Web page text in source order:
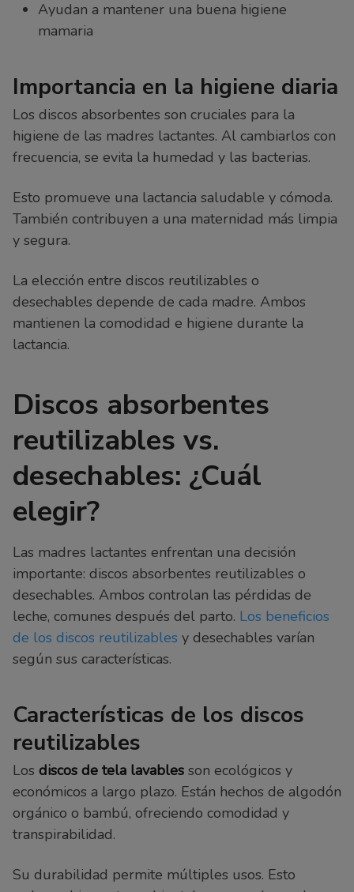
Ayudan a mantener una buena higiene
mamaria
Importancia en la higiene diaria
Los discos absorbentes son cruciales para la
higiene de las madres lactantes. Al cambiarlos con
frecuencia, se evita la humedad y las bacterias.
Esto promueve una lactancia saludable y cómoda.
También contribuyen a una maternidad más limpia
y segura.
La elección entre discos reutilizables o
desechables depende de cada madre. Ambos
mantienen la comodidad e higiene durante la
lactancia.
Discos absorbentes
reutilizables vs.
desechables: ¿Cuál
elegir?
Las madres lactantes enfrentan una decisión
importante: discos absorbentes reutilizables o
desechables. Ambos controlan las pérdidas de
leche, comunes después del parto. Los beneficios
de los discos reutilizables y desechables varían
según sus características.
Características de los discos
reutilizables
Los discos de tela lavables son ecológicos y
económicos a largo plazo. Están hechos de algodón
orgánico o bambú, ofreciendo comodidad y
transpirabilidad.
Su durabilidad permite múltiples usos. Esto